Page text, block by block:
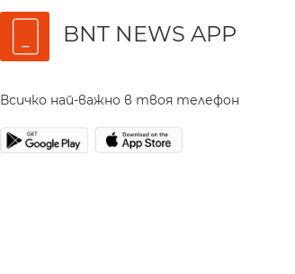
BNT NEWS APP
Всичко най-важно в твоя телефон